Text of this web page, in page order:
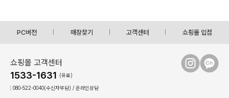
PC버전 매장찾기 고객센터 쇼핑몰 입점
쇼핑몰 고객센터
1533-1631 (유료)
080-522-0040(수신자부담) / 온라인상담